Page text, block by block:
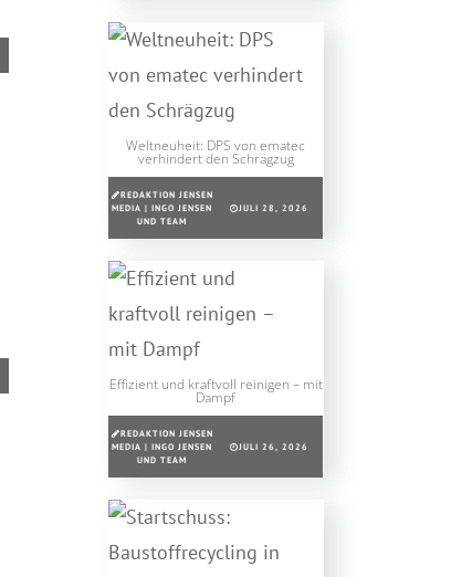
Weltneuheit: DPS von ematec
verhindert den Schrägzug
REDAKTION JENSEN
MEDIA | INGO JENSEN
UND TEAM
JULI 28, 2026
Effizient und kraftvoll reinigen – mit
Dampf
REDAKTION JENSEN
MEDIA | INGO JENSEN
UND TEAM
JULI 26, 2026